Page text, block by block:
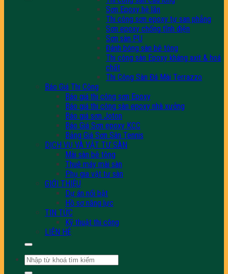
Sơn Epoxy hệ lăn
Thi công sơn epoxy tự san phẳng
Sơn epoxy chống tĩnh điện
Sơn sàn PU
Đánh bóng sàn bê tông
Thi công sàn Epoxy kháng axit & hoá
chất
Thi Công Sàn Đá Mài Terrazzo
Báo Giá Thi Công
Báo giá thi công sơn Epoxy
Báo giá thi công sàn epoxy nhà xưởng
Báo giá sơn Joton
Báo Giá Sơn epoxy KCC
Bảng Giá Sơn Sân Tennis
DỊCH VỤ VÀ VẬT TƯ SÀN
Mài sàn bê tông
Thuê máy mài sàn
Phụ gia vật tư sàn
GIỚI THIỆU
Dự án nổi bật
Hồ sơ năng lực
TIN TỨC
Kỹ thuật thi công
LIÊN HỆ
Tìm
kiếm: